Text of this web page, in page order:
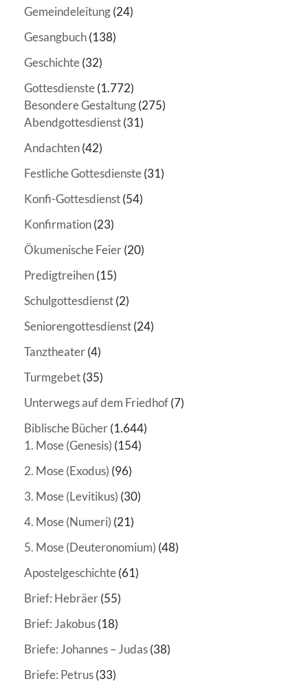
Gemeindeleitung(24)
Gesangbuch(138)
Geschichte(32)
Gottesdienste(1.772)
Besondere Gestaltung(275)
Abendgottesdienst(31)
Andachten(42)
Festliche Gottesdienste(31)
Konfi-Gottesdienst(54)
Konfirmation(23)
Ökumenische Feier(20)
Predigtreihen(15)
Schulgottesdienst(2)
Seniorengottesdienst(24)
Tanztheater(4)
Turmgebet(35)
Unterwegs auf dem Friedhof(7)
Biblische Bücher(1.644)
1. Mose (Genesis) (154)
2. Mose (Exodus) (96)
3. Mose (Levitikus) (30)
4. Mose (Numeri) (21)
5. Mose (Deuteronomium) (48)
Apostelgeschichte(61)
Brief: Hebräer(55)
Brief: Jakobus(18)
Briefe: Johannes – Judas(38)
Briefe: Petrus(33)